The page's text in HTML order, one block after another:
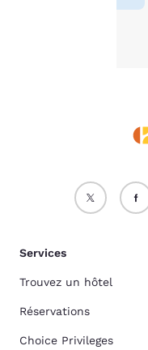
Accepter tous
Services
Trouvez un hôtel
Réservations
Choice Privileges